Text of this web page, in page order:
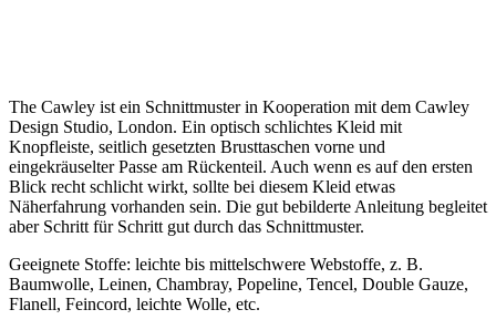
The Cawley ist ein Schnittmuster in Kooperation mit dem Cawley
Design Studio, London. Ein optisch schlichtes Kleid mit
Knopfleiste, seitlich gesetzten Brusttaschen vorne und
eingekräuselter Passe am Rückenteil. Auch wenn es auf den ersten
Blick recht schlicht wirkt, sollte bei diesem Kleid etwas
Näherfahrung vorhanden sein. Die gut bebilderte Anleitung begleitet
aber Schritt für Schritt gut durch das Schnittmuster.
Geeignete Stoffe: leichte bis mittelschwere Webstoffe, z. B.
Baumwolle, Leinen, Chambray, Popeline, Tencel, Double Gauze,
Flanell, Feincord, leichte Wolle, etc.